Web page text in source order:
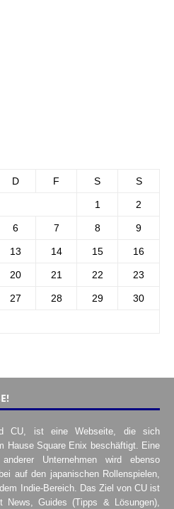
D F S S
1 2
6 7 8 9
13 14 15 16
20 21 22 23
27 28 29 30
CU, ist eine Webseite, die sich
Hause Square Enix beschäftigt. Eine
Unternehmen wird ebenso
auf den japanischen Rollenspielen,
Indie-Bereich. Das Ziel von CU ist
Guides (Tipps & Lösungen),